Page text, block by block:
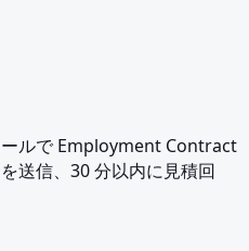
ルで Employment Contract
送信、30 分以内に見積回